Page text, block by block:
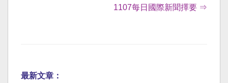
1107每日國際新聞擇要 ⇒
最新文章：